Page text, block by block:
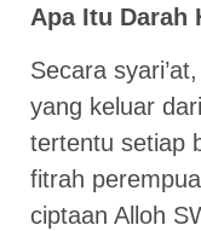
Apa Itu Darah
Secara
yang keluar
tertentu setiap
fitrah
ciptaan Alloh